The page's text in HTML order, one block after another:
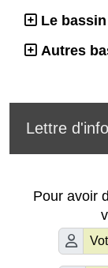
Le
Autres
Lettre
Pour avoir